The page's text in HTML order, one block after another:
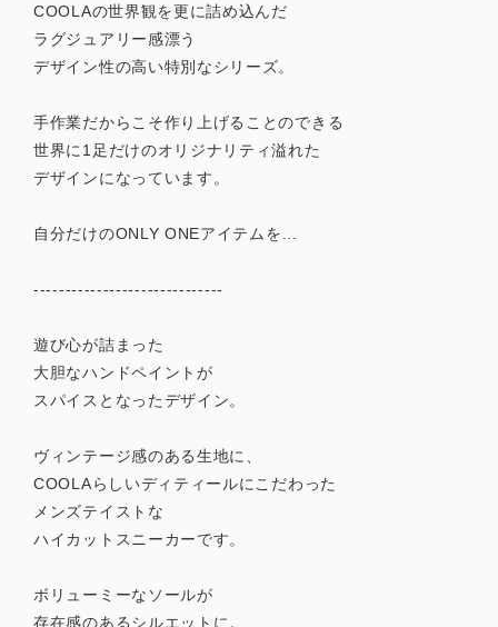
COOLAの世界観を更に詰め込んだ
ラグジュアリー感漂う
デザイン性の高い特別なシリーズ。
手作業だからこそ作り上げることのできる
世界に1足だけのオリジナリティ溢れた
デザインになっています。
自分だけのONLY ONEアイテムを...
------------------------------
遊び心が詰まった
大胆なハンドペイントが
スパイスとなったデザイン。
ヴィンテージ感のある生地に、
COOLAらしいディティールにこだわった
メンズテイストな
ハイカットスニーカーです。
ボリューミーなソールが
存在感のあるシルエットに。